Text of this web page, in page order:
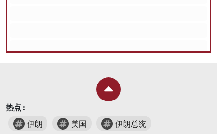
热点 :
伊朗
美国 伊朗总统